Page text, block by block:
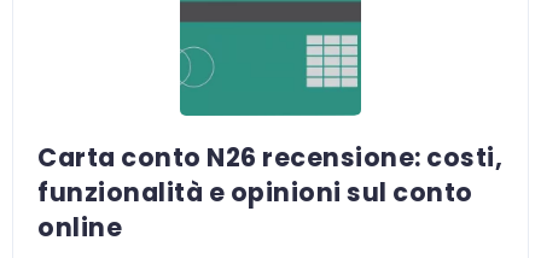
Carta conto N26 recensione: costi,
funzionalità e opinioni sul conto
online